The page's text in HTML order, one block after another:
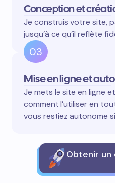
Conception et
Je construis votre site,
jusqu’à ce qu’il reflète
03
Mise en ligne et
Je mets le site en ligne
comment l’utiliser en
vous restiez autonome
Obtenir un